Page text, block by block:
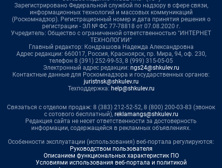
Зарегистрировано Федеральной службой по надзору в сфере связи,
информационных технологий и массовых коммуникаций
(Роскомнадзор). Регистрационный номер и дата принятия решения о
регистрации - ЭЛ № ФС 77-78818 от 07.08.2020 г.
Учредитель: Общество с ограниченной ответственностью "ИНТЕРНЕТ
ТЕХНОЛОГИИ"
Главный редактор: Кондрашова Надежда Александровна
Адрес редакции: 660017, Россия, Красноярск, пр. Мира, 94, оф. 230,
телефон 8 (391) 252-99-53, 8 (999) 315-05-05
Электронный адрес редакции: ngs24@shkulev.ru
Контактные данные для Роскомнадзора и государственных органов:
juristnsk@shkulev.ru
Техподдержка: help@shkulev.ru
Связаться с отделом продаж: 8 (383) 212-52-52, 8 (800) 200-03-83 (звонок
с сотового бесплатный), reklamangs@shkulev.ru
Редакция сайта не несет ответственности за достоверность
информации, содержащейся в рекламных объявлениях.
Особенности эксплуатации (использования) веб-портала регулируются:
Руководством пользователя
Описанием функциональных характеристик ПО
Условиями использования веб-портала и политикой